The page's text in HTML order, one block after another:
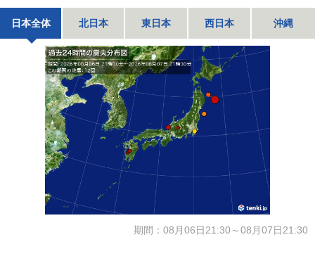
日本全体 北日本 東日本 西日本 沖縄
期間：08月06日21:30～08月07日21:30